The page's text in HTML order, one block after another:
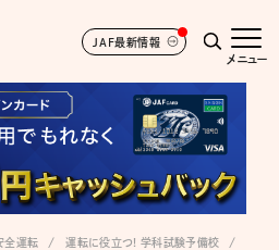
JAF最新情報
メニュー
全運転
運転に役立つ! 学科試験予備校